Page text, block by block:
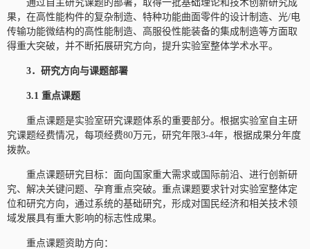
通过自主研究课题的部署，取得一批基础理论和技术创新研究成
果，在高性能构件的复杂制造、特种功能曲面零件的设计制造、光/电
传输功能微结构的高性能制造、高服役性能装备的集成制造等方面取
得重大突破，并不断拓展研究方向，提升实验室整体学术水平。
3．研究方向与课题部署
3.1 重点课题
重点课题是实验室研究课题体系的重要部分。根据实验室自主研
究课题经费情况，每项经费80万元，研究年限3-4年，根据成果分年度
拨款。
重点课题研究目标：面向国家重大需求或国际前沿、进行创新研
究、解决关键问题、孕育重点突破。重点课题要求针对实验室整体定
位和研究方向，通过系统的基础研究，形成对国民经济和相关技术领
域发展具有重大影响的标志性成果。
重点课题资助方向：